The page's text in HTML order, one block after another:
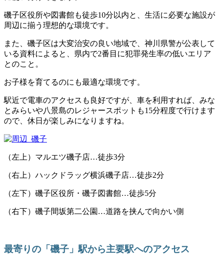
磯子区役所や図書館も徒歩10分以内と、生活に必要な施設が
周辺に揃う理想的な環境です。
また、磯子区は大変治安の良い地域で、神川県警が公表して
いる資料によると、県内で2番目に犯罪発生率の低いエリア
とのこと。
お子様を育てるのにも最適な環境です。
駅近で電車のアクセスも良好ですが、車を利用すれば、みな
とみらいや八景島のレジャースポットも15分程度で行けます
ので、休日が楽しみになりますね。
（左上）マルエツ磯子店…徒歩3分
（右上）ハックドラッグ横浜磯子店…徒歩2分
（左下）磯子区役所・磯子図書館…徒歩5分
（右下）磯子間坂第二公園…道路を挟んで向かい側
最寄りの「磯子」駅から主要駅へのアクセス